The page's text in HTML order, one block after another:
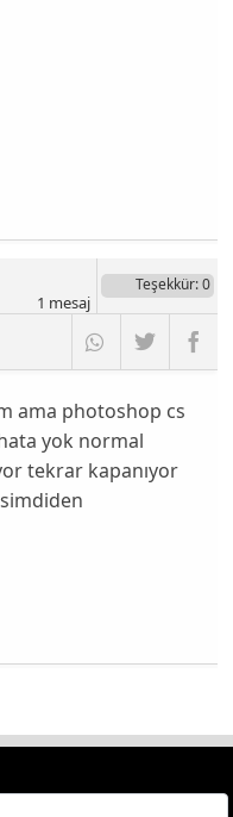
Teşekkür: 0
1 mesaj
ama photoshop cs
yok normal
tekrar kapanıyor